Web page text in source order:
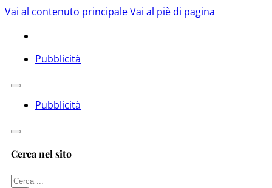
Vai al contenuto principaleVai al piè di pagina
Pubblicità
Pubblicità
Cerca nel sito
Cerca